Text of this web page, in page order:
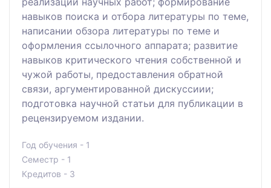
навыков поиска и отбора литературы по теме,
написании обзора литературы по теме и
оформления ссылочного аппарата; развитие
навыков критического чтения собственной и
чужой работы, предоставления обратной
связи, аргументированной дискуссиии;
подготовка научной статьи для публикации в
рецензируемом издании.
Год обучения - 1
Семестр - 1
Кредитов - 3